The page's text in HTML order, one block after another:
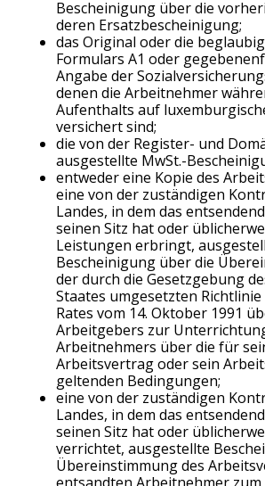
Bescheinigung über die
deren Ersatzbescheinigung;
das Original oder die
Formulars A1 oder
Angabe der
denen die Arbeitnehmer
Aufenthalts auf
versichert sind;
die von der Register- und
ausgestellte MwSt.-
entweder eine Kopie des
eine von der zuständigen
Landes, in dem das
seinen Sitz hat oder
Leistungen erbringt,
Bescheinigung über die
der durch die Gesetzgebung
Staates umgesetzten Richtlinie
Rates vom 14. Oktober 1991
Arbeitgebers zur
Arbeitnehmers über die für
Arbeitsvertrag oder sein
geltenden Bedingungen;
eine von der zuständigen
Landes, in dem das
seinen Sitz hat oder
verrichtet, ausgestellte
Übereinstimmung des